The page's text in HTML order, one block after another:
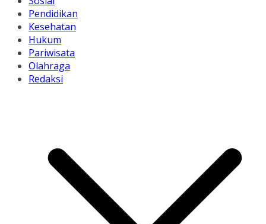
Pendidikan
Kesehatan
Hukum
Pariwisata
Olahraga
Redaksi